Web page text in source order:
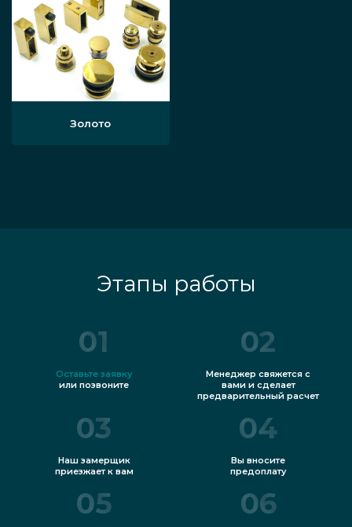
Золото
Этапы работы
01
Оставьте заявку
или позвоните
02
Менеджер свяжется с
вами и сделает
предварительный расчет
03
Наш замерщик
приезжает к вам
04
Вы вносите
предоплату
05 06